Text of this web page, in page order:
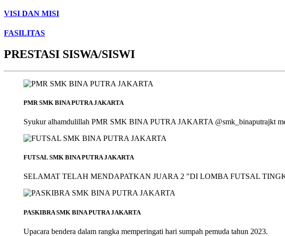
VISI DAN MISI
FASILITAS
PRESTASI SISWA/SISWI
PMR SMK BINA PUTRA JAKARTA
Syukur alhamdulillah PMR SMK BINA PUTRA JAKARTA @smk_binaputrajkt
FUTSAL SMK BINA PUTRA JAKARTA
SELAMAT TELAH MENDAPATKAN JUARA 2 "DI LOMBA FUTSAL
PASKIBRA SMK BINA PUTRA JAKARTA
Upacara bendera dalam rangka memperingati hari sumpah pemuda tahun 2023.